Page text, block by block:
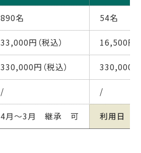
890名 54名
33,000円（税込） 16,500円
330,000円（税込） 330,000円
/ /
4月～3月 継承 可 利用日